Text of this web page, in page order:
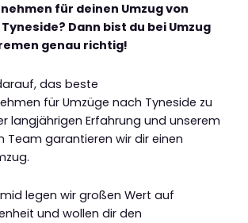
für deinen Umzug von
Dann bist du bei Umzug
genau richtig!
das beste
für Umzüge nach Tyneside zu
langjährigen Erfahrung und unserem
Team garantieren wir dir einen
legen wir großen Wert auf
und wollen dir den